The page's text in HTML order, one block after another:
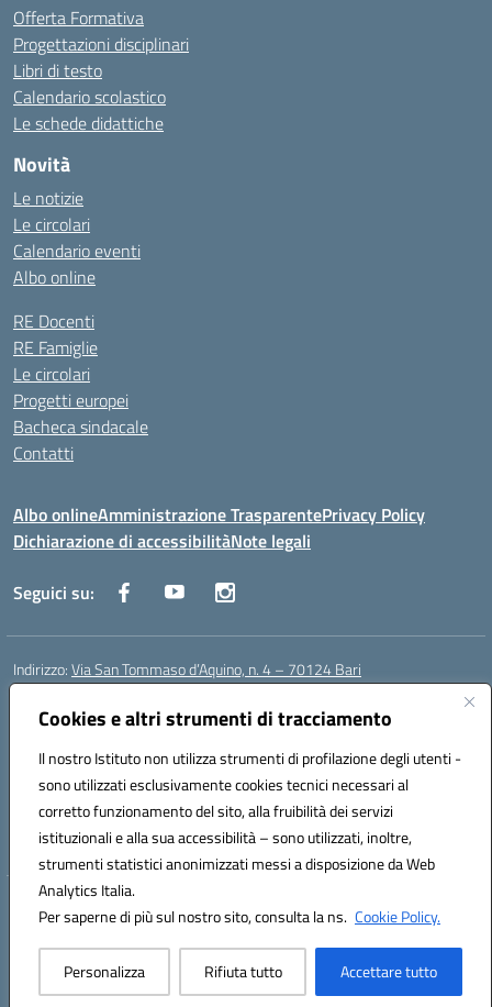
Cookies e altri strumenti di tracciamento
Il nostro Istituto non utilizza strumenti di profilazione degli utenti -
sono utilizzati esclusivamente cookies tecnici necessari al
corretto funzionamento del sito, alla fruibilità dei servizi
istituzionali e alla sua accessibilità – sono utilizzati, inoltre,
strumenti statistici anonimizzati messi a disposizione da Web
Analytics Italia.
Per saperne di più sul nostro sito, consulta la ns. Cookie Policy.
Personalizza Rifiuta tutto Accettare tutto
Offerta Formativa
Progettazioni disciplinari
Libri di testo
Calendario scolastico
Le schede didattiche
Novità
Le notizie
Le circolari
Calendario eventi
Albo online
RE Docenti
RE Famiglie
Le circolari
Progetti europei
Bacheca sindacale
Contatti
Albo onlineAmministrazione TrasparentePrivacy Policy
Dichiarazione di accessibilitàNote legali
Seguici su:
Indirizzo:Via San Tommaso d’Aquino, n. 4 – 70124 Bari
Centralino:
Posta elettronica certificata (PEC):bapc150004@pec.istruzione.it
Codice fiscale: 80011240720
Codice meccanografico:BAPC150004
Codice Indice delle Pubbliche Amministrazioni (IPA): istsc_bapc150004
Codice unico di fatturazione (CUF): UFLLWZ
Hosting & Powered by 3D Solution S.r.l.
Concept & Design by Designers Italia